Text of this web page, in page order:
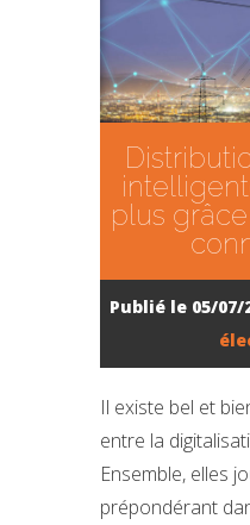
plus
Publié le 05/07/
Il existe bel et
entre la
Ensemble, elles
prépondérant